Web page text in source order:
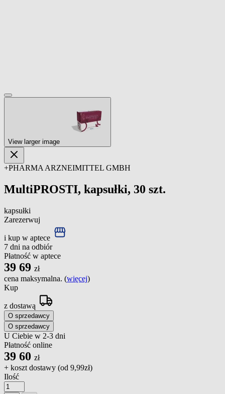
View larger image
+PHARMA ARZNEIMITTEL GMBH
MultiPROSTI, kapsułki, 30 szt.
kapsułki
Zarezerwuj
i kup w aptece
7 dni na odbiór
Płatność w aptece
39 69 zł
cena maksymalna. (więcej)
Kup
z dostawą
O sprzedawcy
O sprzedawcy
U Ciebie w 2-3 dni
Płatność online
39 60 zł
+ koszt dostawy (od 9,99zł)
Ilość